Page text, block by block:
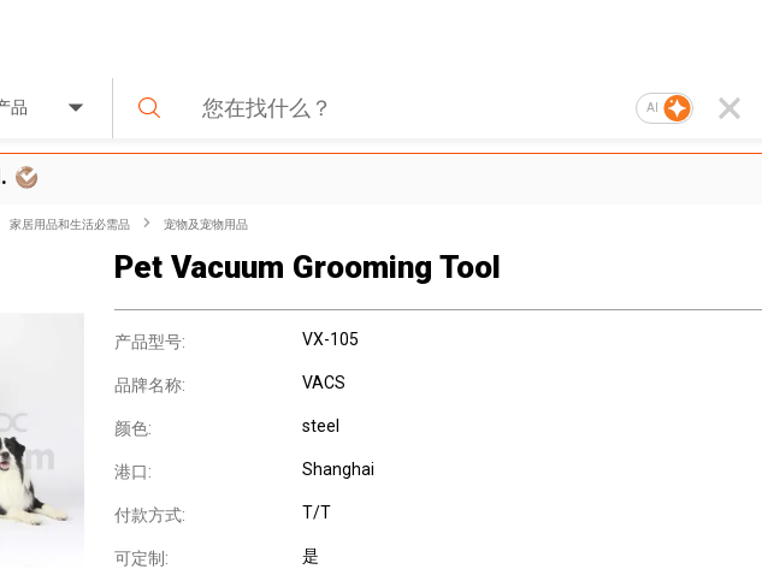
品 AI
家居用品和生活必需品 宠物及宠物用品
Pet Vacuum Grooming Tool
产品型号: VX-105
品牌名称: VACS
颜色: steel
港口: Shanghai
付款方式: T/T
可定制: 是